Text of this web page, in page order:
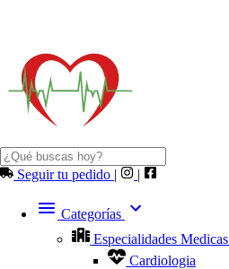
Seguir tu pedido | |
Categorías
Especialidades Medicas
Cardiologia